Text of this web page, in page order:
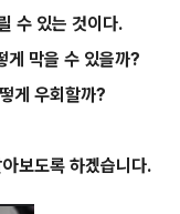
수 있는 것이다.
막을 수 있을까?
게 우회할까?
보도록 하겠습니다.